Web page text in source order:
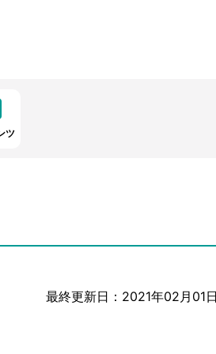
ツ
最終更新日：2021年02月01日